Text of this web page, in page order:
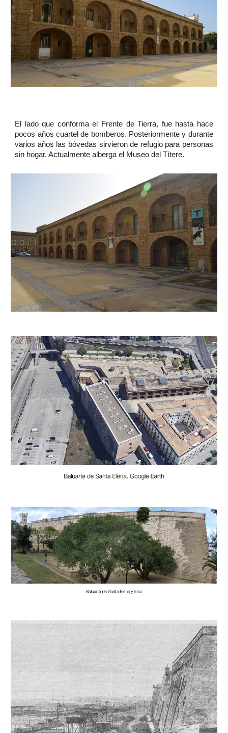
El lado que conforma el Frente de Tierra, fue hasta hace
pocos años cuartel de bomberos. Posteriormente y durante
varios años las bóvedas sirvieron de refugio para personas
sin hogar. Actualmente alberga el Museo del Títere.